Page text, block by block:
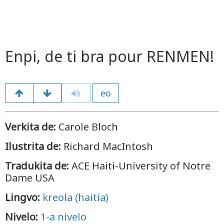
Enpi, de ti bra pour RENMEN!
eo
Verkita de: Carole Bloch
Ilustrita de: Richard MacIntosh
Tradukita de: ACE Haiti-University of Notre
Dame USA
Lingvo: kreola (haitia)
Nivelo: 1-a nivelo